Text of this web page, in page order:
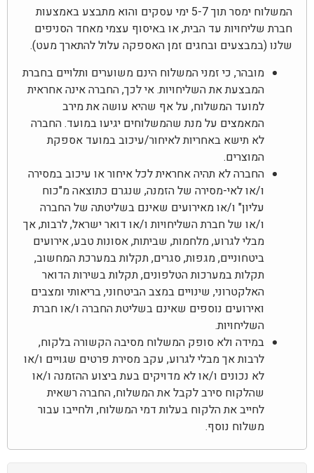
המשלוח ימסר תוך 5-7 ימי עסקים והוא מתבצע באמצעות
חברת שליחויות עד הבית, או באיסוף עצמי מאחד הסניפים
שלנו (במבצעים ובחגים זמן האספקה עלול להתארך מעט).
מובהר, כי זמני המשלוח הינם משוערים ותלויים בחברת
המבצעת את השליחויות. אי לכך, החברה אינה אחראית
למועד המשלוח, על אף שהיא עושה את מירב
המאמצים על מנת שהמשלוחים יגיעו במועד. החברה
לא תישא באחריות לאיחור/עיכוב במועד אספקת
המוצרים.
החברה לא תהיה אחראית לכל איחור או עיכוב במסירה
ו/או לאי-מסירה של הזמנה, שנגרם כתוצאה מ"כוח
עליון" ו/או מאירועים שאינם בשליטתה של החברה
ו/או של חברת השליחויות ו/או דואר ישראל, לרבות, אך
מבלי לגרוע, מלחמות, שביתות, אסונות טבע, אירועים
ביטחוניים, מגפות, סגרים, תקלות במערכת המחשוב,
תקלות במערכות הטלפונים, תקלות בשירות הדואר
האלקטרוני, שינויים במצב הביטחוני, בריאותי ומצבים
ואירועים נוספים שאינם בשליטת החברה ו/או חברת
השליחויות.
במידה ולא סופק המשלוח מסיבה הקשורה בלקוח,
לרבות אך מבלי לגרוע, עקב מסירת פרטים שגויים ו/או
לא נכונים ו/או לא מדויקים בעת ביצוע ההזמנה ו/או
שהלקוח סירב לקבל את המשלוח, החברה רשאית
לחייב את הלקוח בעלות דמי המשלוח, ולחייבו עבור
משלוח נוסף.